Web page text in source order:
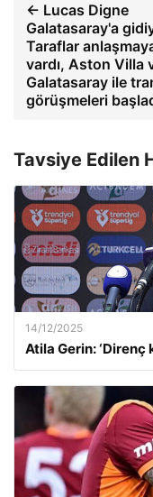
← Lucas Digne
Galatasaray'a
Taraflar
vardı, Aston Villa
Galatasaray ile
görüşmeleri
Tavsiye Edilen
14/12/2025
Atila Gerin: ‘Direnç